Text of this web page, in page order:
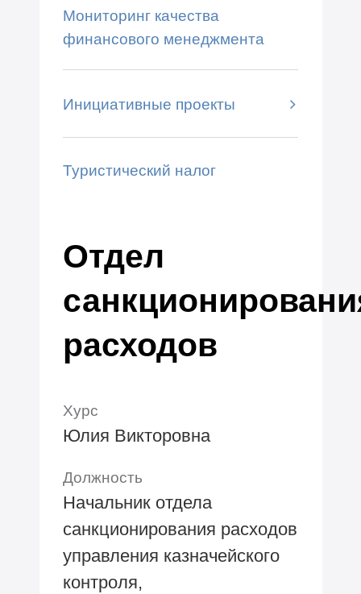
Мониторинг качества
финансового менеджмента
Инициативные проекты
Туристический налог
Отдел
расходов
Хурс
Юлия Викторовна
Должность
Начальник отдела
санкционирования расходов
управления казначейского
контроля,